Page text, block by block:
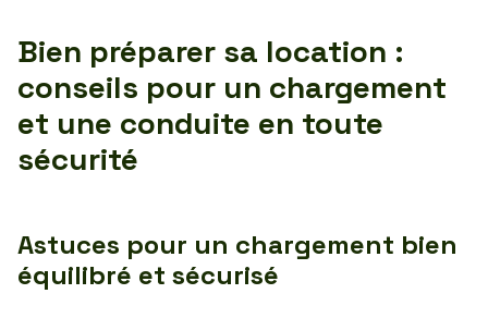
Bien préparer sa location :
conseils pour un chargement
et une conduite en toute
sécurité
Astuces pour un chargement bien
équilibré et sécurisé